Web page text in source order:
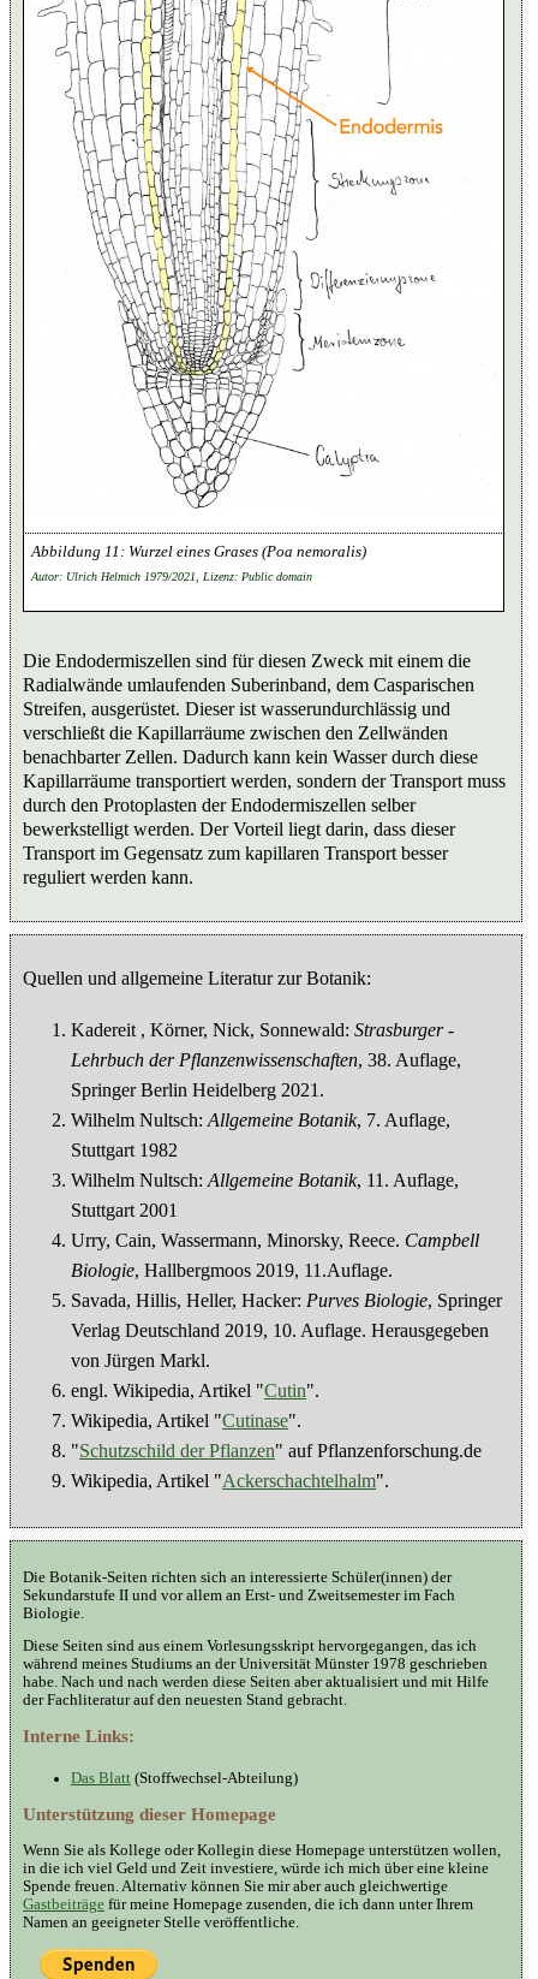
Wurzel eines Grases (Poa nemoralis)
Autor: Ulrich Helmich 1979/2021, Lizenz: Public domain
Die Endodermiszellen sind für diesen Zweck mit einem die
Radialwände umlaufenden Suberinband, dem Casparischen
Streifen, ausgerüstet. Dieser ist wasserundurchlässig und
verschließt die Kapillarräume zwischen den Zellwänden
benachbarter Zellen. Dadurch kann kein Wasser durch diese
Kapillarräume transportiert werden, sondern der Transport muss
durch den Protoplasten der Endodermiszellen selber
bewerkstelligt werden. Der Vorteil liegt darin, dass dieser
Transport im Gegensatz zum kapillaren Transport besser
reguliert werden kann.
Quellen und allgemeine Literatur zur Botanik:
Kadereit , Körner, Nick, Sonnewald: Strasburger -
Lehrbuch der Pflanzenwissenschaften, 38. Auflage,
Springer Berlin Heidelberg 2021.
Wilhelm Nultsch: Allgemeine Botanik, 7. Auflage,
Stuttgart 1982
Wilhelm Nultsch: Allgemeine Botanik, 11. Auflage,
Stuttgart 2001
Urry, Cain, Wassermann, Minorsky, Reece. Campbell
Biologie, Hallbergmoos 2019, 11.Auflage.
Savada, Hillis, Heller, Hacker: Purves Biologie, Springer
Verlag Deutschland 2019, 10. Auflage. Herausgegeben
von Jürgen Markl.
engl. Wikipedia, Artikel "Cutin".
Wikipedia, Artikel "Cutinase".
"Schutzschild der Pflanzen" auf Pflanzenforschung.de
Wikipedia, Artikel "Ackerschachtelhalm".
Die Botanik-Seiten richten sich an interessierte Schüler(innen) der
Sekundarstufe II und vor allem an Erst- und Zweitsemester im Fach
Biologie.
Diese Seiten sind aus einem Vorlesungsskript hervorgegangen, das ich
während meines Studiums an der Universität Münster 1978 geschrieben
habe. Nach und nach werden diese Seiten aber aktualisiert und mit Hilfe
der Fachliteratur auf den neuesten Stand gebracht.
Interne Links:
Das Blatt (Stoffwechsel-Abteilung)
Unterstützung dieser Homepage
Wenn Sie als Kollege oder Kollegin diese Homepage unterstützen wollen,
in die ich viel Geld und Zeit investiere, würde ich mich über eine kleine
Spende freuen. Alternativ können Sie mir aber auch gleichwertige
Gastbeiträge für meine Homepage zusenden, die ich dann unter Ihrem
Namen an geeigneter Stelle veröffentliche.